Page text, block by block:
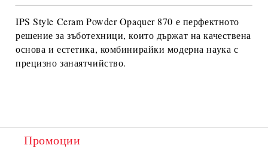
IPS Style Ceram Powder Opaquer 870 е перфектното
решение за зъботехници, които държат накачествена
основа и естетика, комбинирайки модерна наука с
прецизно занаятчийство.
Промоции